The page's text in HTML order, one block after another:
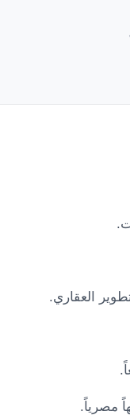
العقاري.